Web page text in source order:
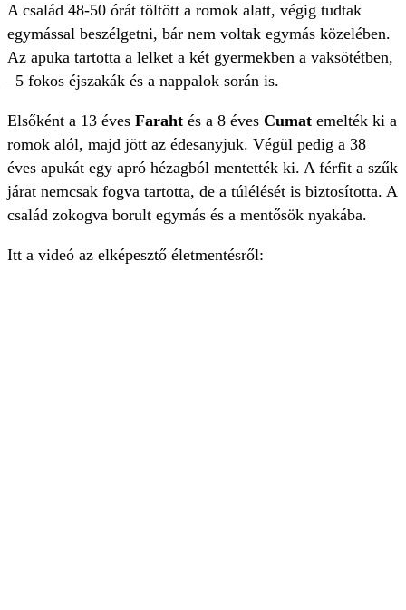
A család 48-50 órát töltött a romok alatt, végig tudtak
egymással beszélgetni, bár nem voltak egymás közelében.
Az apuka tartotta a lelket a két gyermekben a vaksötétben,
–5 fokos éjszakák és a nappalok során is.
Elsőként a 13 éves Faraht és a 8 éves Cumat emelték ki a
romok alól, majd jött az édesanyjuk. Végül pedig a 38
éves apukát egy apró hézagból mentették ki. A férfit a szűk
járat nemcsak fogva tartotta, de a túlélését is biztosította. A
család zokogva borult egymás és a mentősök nyakába.
Itt a videó az elképesztő életmentésről: